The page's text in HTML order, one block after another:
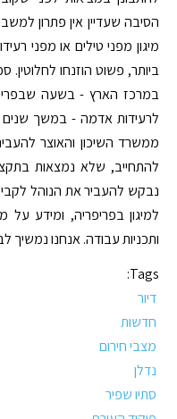
הסיבה שעדיין אין פתרון
מיגון מפני טילים או מפני
ביותר, פשוט הוזנחו
במרכז הארץ - בשעה
לרעידות אדמה - במשך
ממשרד השיכון והאוצר
להתחייב, שלא נמצאות
נבקש להעביר את הנוהל
למיגון בפריפריה, ומידע על
ותכניות עבודה. אנחנו
Tags:
דיור
חדשות
מצבי חירום
נדלן
סתיו שפיר